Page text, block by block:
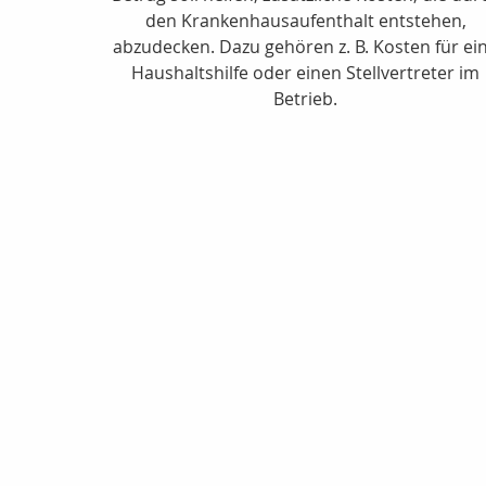
den Krankenhausaufenthalt entstehen,
abzudecken. Dazu gehören z. B. Kosten für
Haushaltshilfe oder einen Stellvertreter im
Betrieb.